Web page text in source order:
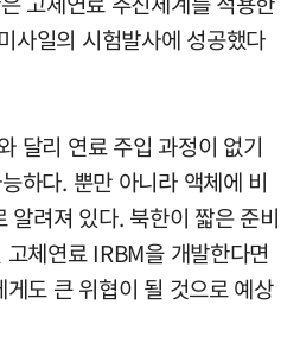
사일의 시험발사에 성공했다
달리 연료 주입 과정이 없기
하다. 뿐만 아니라 액체에 비
알려져 있다. 북한이 짧은 준비
체연료 IRBM을 개발한다면
도 큰 위협이 될 것으로 예상